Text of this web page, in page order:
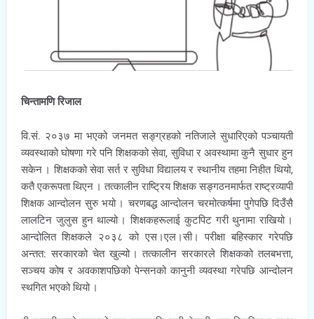
चिन्तामणि रिजाल
वि.सं. २०३७ मा भएको जनमत सङ्ग्रहको नतिजाले सुधारिएको पञ्चायती
व्यवस्थाको घोषणा गरे पनि शिक्षकको सेवा, सुविधा र अवस्थामा कुनै सुधार हुन
सकेन । शिक्षकको सेवा सर्त र सुविधा विद्यालय र स्थानीय तहमा निहीत थियो,
कतै एकरूपता थिएन । तत्कालीन राष्ट्रिय शिक्षक सङ्गठनमार्फत राष्ट्रव्यापी
शिक्षक आन्दोलन सुरु भयो । चरणबद्ध आन्दोलन चरमोत्कर्षमा पुगेपछि दिउँसै
लालटिन जुलुस हुन थाल्यो । शिक्षकहरूलाई कुटपिट गरी थुनामा राखियो ।
आन्दोलित शिक्षकले २०३८ को एस।एल।सी। परीक्षा बहिस्कार गरेपछि
अन्तत: सरकारको चेत खुल्यो । तत्कालीन सरकारले शिक्षकको तलबभत्ता,
सञ्चय कोष र अवकाशपछिको पेन्सनको कानुनी व्यवस्था गरेपछि आन्दोलन
स्थगित भएको थियो ।